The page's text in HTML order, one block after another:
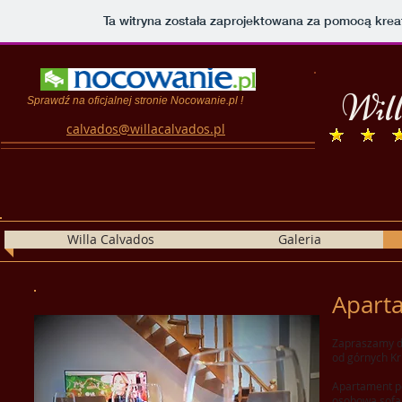
Ta witryna została zaprojektowana za pomocą
Sprawdź na oficjalnej stronie Nocowanie.pl !
calvados@willacalvados.pl
Willa Calvados Galeria
Zapraszamy
od górnych
Apartament